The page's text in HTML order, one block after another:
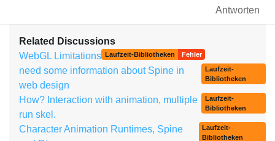
Antworten
Related Discussions
WebGL Limitations Laufzeit-Bibliotheken Fehler
need some information about Spine in
web design
Laufzeit-
Bibliotheken
How? Interaction with animation, multiple
run skel.
Laufzeit-
Bibliotheken
Character Animation Runtimes, Spine
Laufzeit-
Bibliotheken